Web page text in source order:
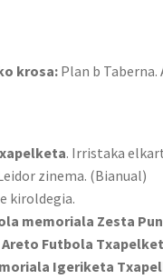
krosa: Plan b Taberna.
. Irristaka
zinema. (Bianual)
kiroldegia.
memoriala Zesta
Futbola
Igeriketa